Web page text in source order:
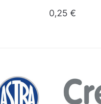
0,25€